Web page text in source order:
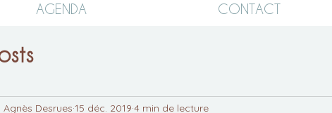
AGENDA CONTACT
Agnès Desrues 15 déc. 2019 4 min de lecture